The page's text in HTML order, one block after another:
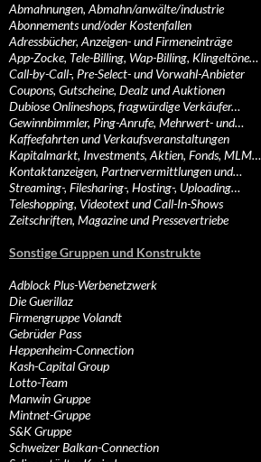
Abmahnungen, Abmahn/anwälte/industrie
Abonnements und/oder Kostenfallen
Adressbücher, Anzeigen- und Firmeneinträge
App-Zocke, Tele-Billing, Wap-Billing, Klingeltöne…
Call-by-Call-, Pre-Select- und Vorwahl-Anbieter
Coupons, Gutscheine, Dealz und Auktionen
Dubiose Onlineshops, fragwürdige Verkäufer…
Gewinnbimmler, Ping-Anrufe, Mehrwert- und…
Kaffeefahrten und Verkaufsveranstaltungen
Kapitalmarkt, Investments, Aktien, Fonds, MLM…
Kontaktanzeigen, Partnervermittlungen und…
Streaming-, Filesharing-, Hosting-, Uploading…
Teleshopping, Videotext und Call-In-Shows
Zeitschriften, Magazine und Pressevertriebe
Sonstige Gruppen und Konstrukte
Adblock Plus-Werbenetzwerk
Die Guerillaz
Firmengruppe Volandt
Gebrüder Pass
Heppenheim-Connection
Kash-Capital Group
Lotto-Team
Manwin Gruppe
Mintnet-Gruppe
S&K Gruppe
Schweizer Balkan-Connection